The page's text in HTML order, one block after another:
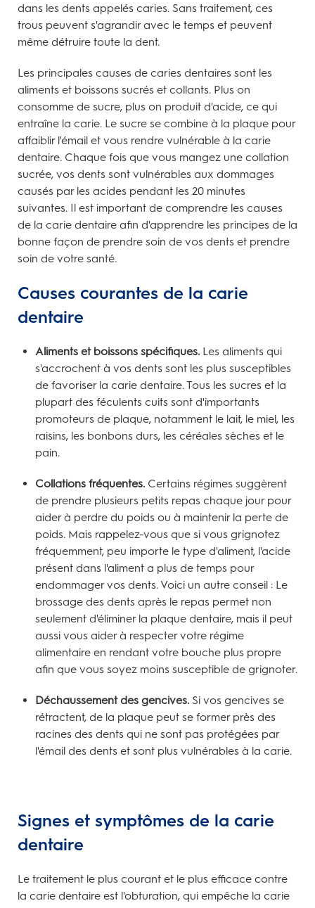
dans les dents appelés caries. Sans traitement, ces
trous peuvent s'agrandir avec le temps et peuvent
même détruire toute la dent.
Les principales causes de caries dentaires sont les
aliments et boissons sucrés et collants. Plus on
consomme de sucre, plus on produit d'acide, ce qui
entraîne la carie. Le sucre se combine à la plaque pour
affaiblir l'émail et vous rendre vulnérable à la carie
dentaire. Chaque fois que vous mangez une collation
sucrée, vos dents sont vulnérables aux dommages
causés par les acides pendant les 20 minutes
suivantes. Il est important de comprendre les causes
de la carie dentaire afin d'apprendre les principes de la
bonne façon de prendre soin de vos dents et prendre
soin de votre santé.
Causes courantes de la carie
dentaire
Aliments et boissons spécifiques. Les aliments qui
s'accrochent à vos dents sont les plus susceptibles
de favoriser la carie dentaire. Tous les sucres et la
plupart des féculents cuits sont d'importants
promoteurs de plaque, notamment le lait, le miel, les
raisins, les bonbons durs, les céréales sèches et le
pain.
Collations fréquentes. Certains régimes suggèrent
de prendre plusieurs petits repas chaque jour pour
aider à perdre du poids ou à maintenir la perte de
poids. Mais rappelez-vous que si vous grignotez
fréquemment, peu importe le type d'aliment, l'acide
présent dans l'aliment a plus de temps pour
endommager vos dents. Voici un autre conseil : Le
brossage des dents après le repas permet non
seulement d'éliminer la plaque dentaire, mais il peut
aussi vous aider à respecter votre régime
alimentaire en rendant votre bouche plus propre
afin que vous soyez moins susceptible de grignoter.
Déchaussement des gencives. Si vos gencives se
rétractent, de la plaque peut se former près des
racines des dents qui ne sont pas protégées par
l'émail des dents et sont plus vulnérables à la carie.
Signes et symptômes de la carie
dentaire
Le traitement le plus courant et le plus efficace contre
la carie dentaire est l'obturation, qui empêche la carie